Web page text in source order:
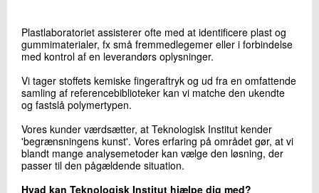
Send
04.Materialeanalyse
05.Møbeloverflader
Plastlaboratoriet assisterer ofte med at identificere plast og
gummimaterialer, fx små fremmedlegemer eller i forbindelse
med kontrol af en leverandørs oplysninger.
Vi tager stoffets kemiske fingeraftryk og ud fra en omfattende
samling af referencebiblioteker kan vi matche den ukendte
og fastslå polymertypen.
Vores kunder værdsætter, at Teknologisk Institut kender
'begrænsningens kunst'. Vores erfaring på området gør, at vi
blandt mange analysemetoder kan vælge den løsning, der
passer til den pågældende situation.
Hvad kan Teknologisk Institut hjælpe dig med?